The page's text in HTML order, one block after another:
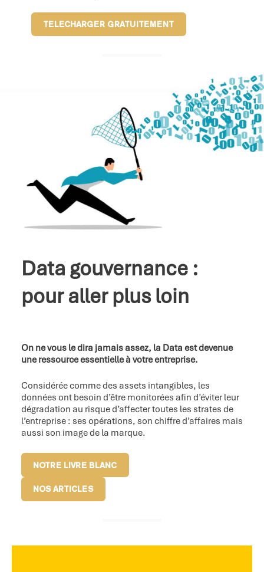
TELECHARGER GRATUITEMENT
Data gouvernance :
pour aller plus loin
On ne vous le dira jamais assez, la Data est devenue
une ressource essentielle à votre entreprise.
Considérée comme des assets intangibles, les
données ont besoin d’être monitorées afin d’éviter leur
dégradation au risque d’affecter toutes les strates de
l’entreprise : ses opérations, son chiffre d’affaires mais
aussi son image de la marque.
NOTRE LIVRE BLANC
NOS ARTICLES